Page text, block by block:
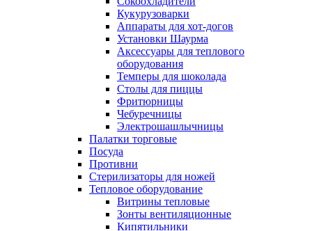
Кукурузоварки
Аппараты для хот-догов
Установки Шаурма
Аксессуары для теплового
оборудования
Темперы для шоколада
Столы для пиццы
Фритюрницы
Чебуречницы
Электрошашлычницы
Палатки торговые
Посуда
Противни
Стерилизаторы для ножей
Тепловое оборудование
Витрины тепловые
Зонты вентиляционные
Кипятильники